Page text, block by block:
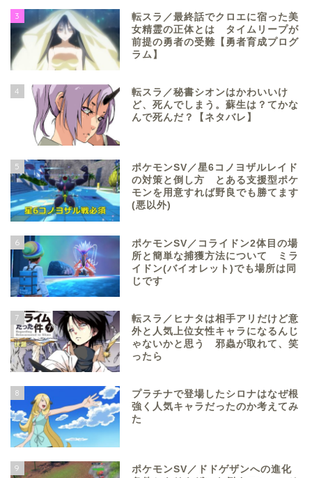
3
転スラ／最終話でクロエに宿った美
女精霊の正体とは タイムリープが
前提の勇者の受難【勇者育成プログ
ラム】
4
転スラ／秘書シオンはかわいいけ
ど、死んでしまう。蘇生は？てかな
んで死んだ？【ネタバレ】
5
ポケモンSV／星6コノヨザルレイド
の対策と倒し方 とある支援型ポケ
モンを用意すれば野良でも勝てます
(悪以外)
6
ポケモンSV／コライドン2体目の場
所と簡単な捕獲方法について ミラ
イドン(バイオレット)でも場所は同
じです
7
転スラ／ヒナタは相手アリだけど意
外と人気上位女性キャラになるんじ
ゃないかと思う 邪蟲が取れて、笑
ったら
8
プラチナで登場したシロナはなぜ根
強く人気キャラだったのか考えてみ
た
9
ポケモンSV／ドドゲザンへの進化